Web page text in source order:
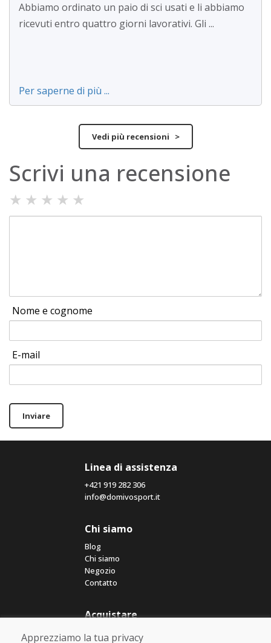
Abbiamo ordinato un paio di sci usati e li abbiamo
ricevuti entro quattro giorni lavorativi. Gli ...
Per saperne di più ...
Vedi più recensioni >
Scrivi una recensione
★ ★ ★ ★ ★
Nome e cognome
E-mail
Inviare
Linea di assistenza
+421 919 282 306
info@domivosport.it
Chi siamo
Blog
Chi siamo
Negozio
Contatto
Acquistare
Negozio online
Apprezziamo la tua privacy